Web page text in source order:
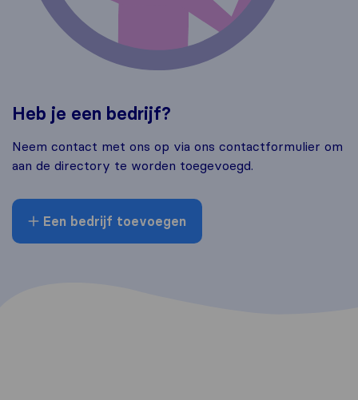
Heb je een bedrijf?
Neem contact met ons op via ons contactformulier om
aan de directory te worden toegevoegd.
Een bedrijf toevoegen